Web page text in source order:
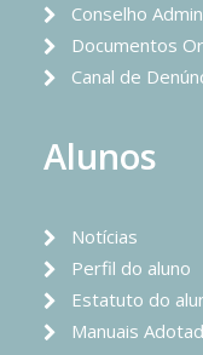
Conselho
Documentos
Canal de
Alunos
Notícias
Perfil do aluno
Estatuto do
Manuais